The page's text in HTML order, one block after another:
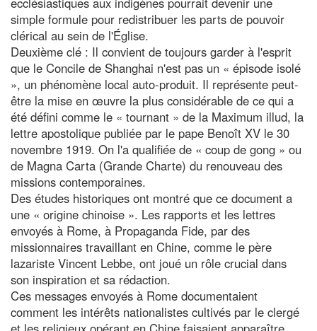
simple formule pour redistribuer les parts de pouvoir
clérical au sein de l'Église.
Deuxième clé : Il convient de toujours garder à l'esprit
que le Concile de Shanghai n'est pas un « épisode isolé
», un phénomène local auto-produit. Il représente peut-
être la mise en œuvre la plus considérable de ce qui a
été défini comme le « tournant » de la Maximum illud, la
lettre apostolique publiée par le pape Benoît XV le 30
novembre 1919. On l'a qualifiée de « coup de gong » ou
de Magna Carta (Grande Charte) du renouveau des
missions contemporaines.
Des études historiques ont montré que ce document a
une « origine chinoise ». Les rapports et les lettres
envoyés à Rome, à Propaganda Fide, par des
missionnaires travaillant en Chine, comme le père
lazariste Vincent Lebbe, ont joué un rôle crucial dans
son inspiration et sa rédaction.
Ces messages envoyés à Rome documentaient
comment les intérêts nationalistes cultivés par le clergé